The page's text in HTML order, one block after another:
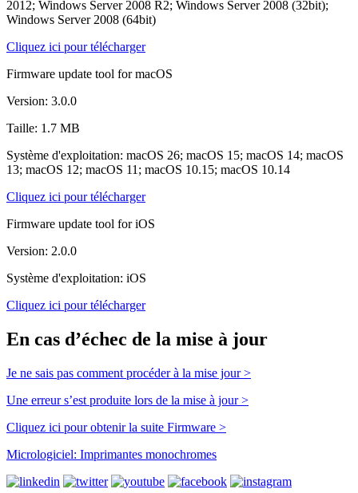
2012; Windows Server 2008 R2; Windows Server 2008 (32bit);
Windows Server 2008 (64bit)
Cliquez ici pour télécharger
Firmware update tool for macOS
Version: 3.0.0
Taille: 1.7 MB
Système d'exploitation: macOS 26; macOS 15; macOS 14; macOS
13; macOS 12; macOS 11; macOS 10.15; macOS 10.14
Cliquez ici pour télécharger
Firmware update tool for iOS
Version: 2.0.0
Système d'exploitation: iOS
Cliquez ici pour télécharger
En cas d’échec de la mise à jour
Je ne sais pas comment procéder à la mise jour >
Une erreur s’est produite lors de la mise à jour >
Cliquez ici pour obtenir la suite Firmware >
Micrologiciel: Imprimantes monochromes